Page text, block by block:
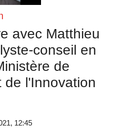
avec Matthieu
conseil en
de
de l'Innovation
12:45